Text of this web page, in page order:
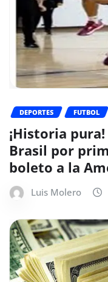
DEPORTES FUTBOL
¡Historia
Brasil por
boleto a la
Luis Molero